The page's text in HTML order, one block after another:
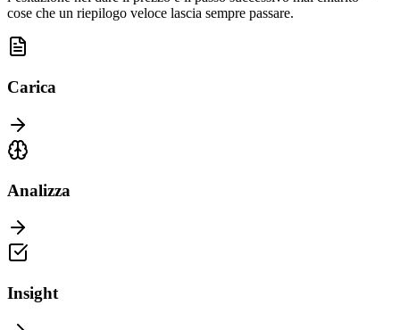
cose che un riepilogo veloce lascia sempre passare.
Carica
Analizza
Insight